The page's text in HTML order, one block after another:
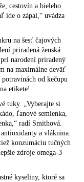
cestovín a bieleho
ide o zápal,“ uvádza
na šesť čajových
priradená ženská
narodení priradený
na maximálne deväť
od kečupu
etikete!
tuky. „Vyberajte si
ľanové semienka,
radí Smithová.
a vláknina.
konzumáciu tučných
zdroje omega-3
kyseliny, ktoré sa